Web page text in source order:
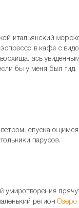
итальянский
в кафе с
бы у меня был гид.
парусов.
умиротворения
регион Озеро